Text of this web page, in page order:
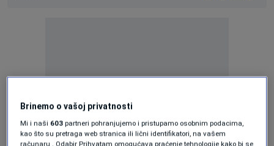
Brinemo o vašoj privatnosti
Mi i naši 603 partneri pohranjujemo i pristupamo osobnim podacima,
kao što su pretraga web stranica ili lični identifikatori, na vašem
računaru . Odabir Prihvatam omogućava praćenje tehnologije kako bi se